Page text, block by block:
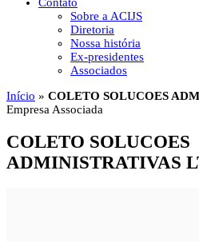
Sobre a ACIJS
Diretoria
Nossa história
Ex-presidentes
Associados
Início » COLETO SOLUCOES
Empresa Associada
COLETO SOLUCOES
ADMINISTRATIVAS